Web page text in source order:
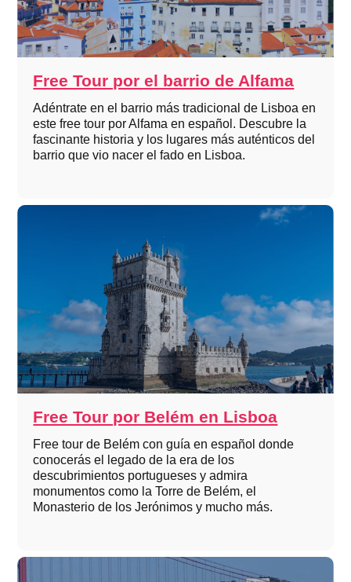
Free Tour por el barrio de Alfama
Adéntrate en el barrio más tradicional de Lisboa en
este free tour por Alfama en español. Descubre la
fascinante historia y los lugares más auténticos del
barrio que vio nacer el fado en Lisboa.
Free Tour por Belém en Lisboa
Free tour de Belém con guía en español donde
conocerás el legado de la era de los
descubrimientos portugueses y admira
monumentos como la Torre de Belém, el
Monasterio de los Jerónimos y mucho más.